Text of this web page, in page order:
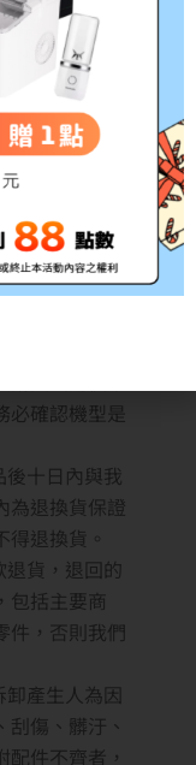
將另行通知
消費者均享
）之權益。如
商品如電腦、
、專用紙儲存
品，購買後
必確認機型是
十日內與我
為退換貨保證
退換貨。
貨，退回的
包括主要商
件，否則我們
產生人為因
傷、髒汙、
件不齊者，